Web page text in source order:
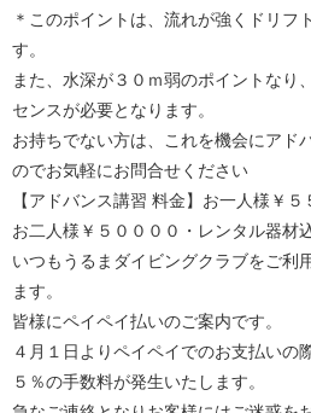
＊このポイントは、流れが強くドリフ
す。
また、水深が３０ｍ弱のポイントなり
センスが必要となります。
お持ちでない方は、これを機会にアド
のでお気軽にお問合せください
【アドバンス講習 料金】お一人様￥
お二人様￥５００００・レンタル器材
いつもうるまダイビングクラブをご利
ます。
皆様にペイペイ払いのご案内です。
４月１日よりペイペイでのお支払いの
５％の手数料が発生いたします。